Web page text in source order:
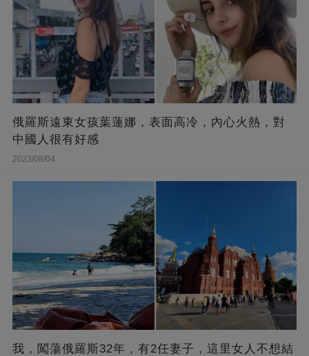
俄羅斯遠東女孩葉蓮娜，表面高冷，內心火熱，對
中國人很有好感
2023/08/04
我，闖蕩俄羅斯32年，有2任妻子，這里女人不想結